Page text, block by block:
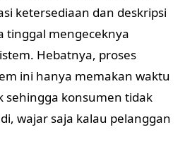
ketersediaan dan deskripsi
tinggal mengeceknya
Hebatnya, proses
ini hanya memakan waktu
sehingga konsumen tidak
wajar saja kalau pelanggan